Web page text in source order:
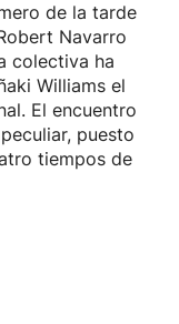
de la tarde
Navarro
colectiva ha
Williams el
El encuentro
puesto
tiempos de